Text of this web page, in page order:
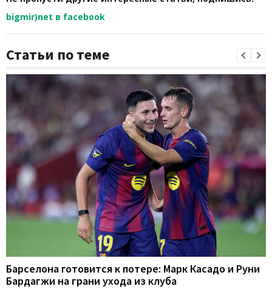
bigmir)net в facebook
Статьи по теме
Барселона готовится к потере: Марк Касадо и Руни
Бардагжи на грани ухода из клуба